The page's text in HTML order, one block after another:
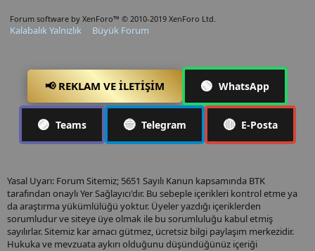
Forum software by XenForo™ © 2010-2019 XenForo Ltd.
Kalabalık Yalnızlık Büyük Forum
📢 REKLAM VE İLETIŞIM 🟢 WhatsApp
🟣 Teams 🔵 Telegram 🔴 E-Posta
Yasal Uyarı: Forum Sitemiz; 5651 Sayılı Kanun kapsamında BTK
tarafından onaylı Yer Sağlayıcı'dır. Bu sebeple içerikleri kontrol etme ya
da araştırma yükümlülüğü yoktur. Üyeler yazdığı içeriklerden
sorumludur ve siteye üye olmak ile bu sorumluluğu kabul etmiş
sayılırlar. Sitemiz kar amacı gütmez, ücretsiz bilgi paylaşım merkezidir.
Hukuka ve mevzuata aykırı olduğunu düşündüğünüz içeriği